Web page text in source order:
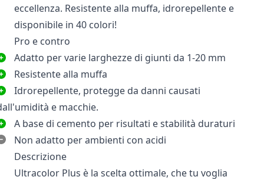
eccellenza. Resistente alla muffa, idrorepellente e
disponibile in 40 colori!
Pro e contro
Adatto per varie larghezze di giunti da 1-20 mm
Resistente alla muffa
Idrorepellente, protegge da danni causati
e macchie.
A base di cemento per risultati e stabilità duraturi
Non adatto per ambienti con acidi
Descrizione
Ultracolor Plus è la scelta ottimale, che tu voglia